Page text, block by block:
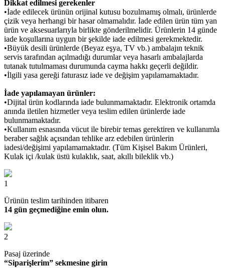
Dikkat edilmesi gerekenler
•İade edilecek ürünün orijinal kutusu bozulmamış olmalı, ürünlerde
çizik veya herhangi bir hasar olmamalıdır. İade edilen ürün tüm yan
ürün ve aksesuarlarıyla birlikte gönderilmelidir. Ürünlerin 14 günde
iade koşullarına uygun bir şekilde iade edilmesi gerekmektedir.
•Büyük desili ürünlerde (Beyaz eşya, TV vb.) ambalajın teknik
servis tarafından açılmadığı durumlar veya hasarlı ambalajlarda
tutanak tutulmaması durumunda cayma hakkı geçerli değildir.
•İlgili yasa gereği faturasız iade ve değişim yapılamamaktadır.
İade yapılamayan ürünler:
•Dijital ürün kodlarında iade bulunmamaktadır. Elektronik ortamda
anında iletilen hizmetler veya teslim edilen ürünlerde iade
bulunmamaktadır.
•Kullanım esnasında vücut ile birebir temas gerektiren ve kullanımla
beraber sağlık açısından tehlike arz edebilen ürünlerin
iadesi/değişimi yapılamamaktadır. (Tüm Kişisel Bakım Ürünleri,
Kulak içi /kulak üstü kulaklık, saat, akıllı bileklik vb.)
1
Ürünün teslim tarihinden itibaren
14 gün geçmediğine emin olun.
2
Pasaj üzerinde
“Siparişlerim” sekmesine girin